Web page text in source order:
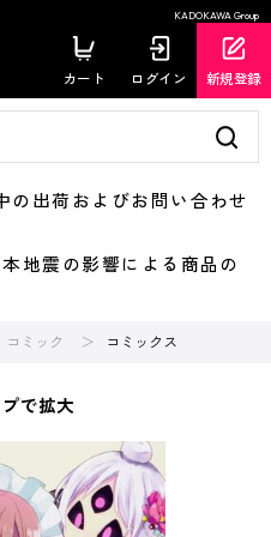
KADOKAWA Group
カート ログイン 新規登録
出荷およびお問い合わせ
震の影響による商品の
コミック コミックス
で拡大